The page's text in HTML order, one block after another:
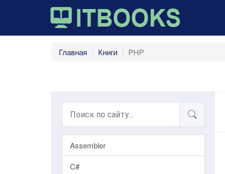
Главная Книги PHP
Assembler
C#